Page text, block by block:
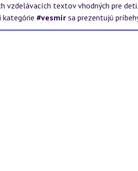
vzdelávacích textov vhodných pre
kategórie #vesmír sa prezentujú